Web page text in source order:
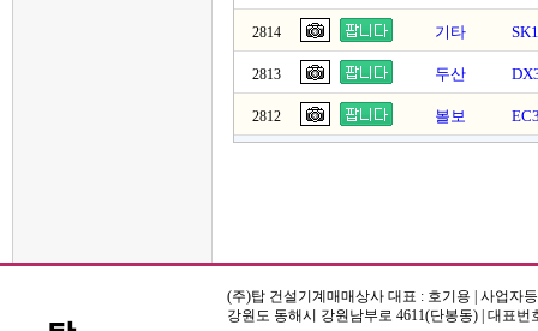
2814 기타
2813 두산
2812 볼보
(주)탑 건설기계매매상사 대표 : 호기용 | 사업자
강원도 동해시 강원남부로 4611(단봉동) | 대표번